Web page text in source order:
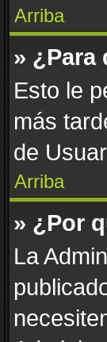
Arriba
»
Esto le
más
de
Arriba
» ¿Por
La